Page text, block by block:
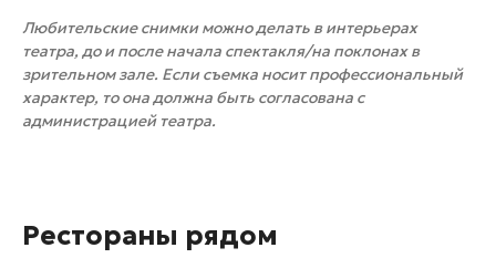
Любительские снимки можно делать в интерьерах
театра, до и после начала спектакля/на поклонах в
зрительном зале. Если съемка носит профессиональный
характер, то она должна быть согласована с
администрацией театра.
Рестораны рядом